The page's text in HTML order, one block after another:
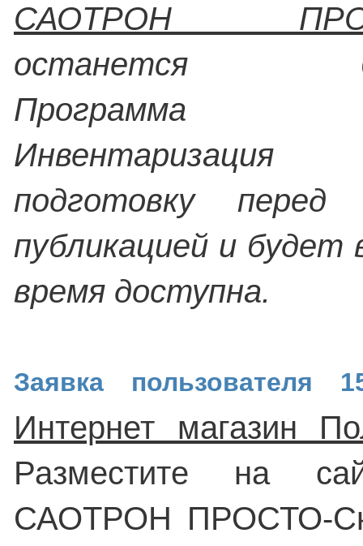
САОТРОН
останется
Программа
подготовку перед
публикацией и будет
время доступна.
Заявка пользователя
Интернет магазин
Разместите на
САОТРОН ПРОСТО-